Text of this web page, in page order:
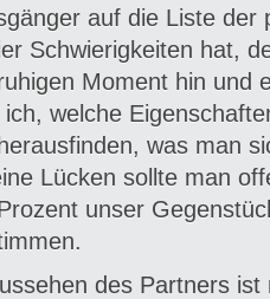
auf die Liste der
Schwierigkeiten hat,
Moment hin und
welche
was man
Lücken sollte man
unser
des Partners